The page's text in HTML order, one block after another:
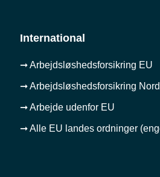
International
➞ Arbejdsløshedsforsikring EU
➞ Arbejdsløshedsforsikring
➞ Arbejde udenfor EU
➞ Alle EU landes ordninger